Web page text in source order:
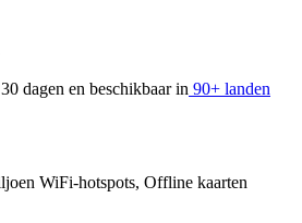
30 dagen en beschikbaar in 90+ landen
WiFi-hotspots, Offline kaarten